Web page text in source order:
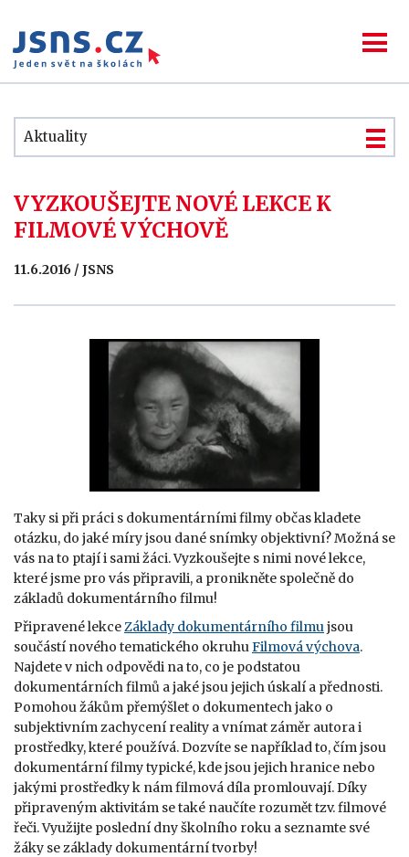
Aktuality
VYZKOUŠEJTE NOVÉ LEKCE K
FILMOVÉ VÝCHOVĚ
11.6.2016 / JSNS
Taky si při práci s dokumentárními filmy občas kladete
otázku, do jaké míry jsou dané snímky objektivní? Možná se
vás na to ptají i sami žáci. Vyzkoušejte s nimi nové lekce,
které jsme pro vás připravili, a pronikněte společně do
základů dokumentárního filmu!
Připravené lekceZáklady dokumentárního filmujsou
součástí nového tematického okruhuFilmová výchova.
Najdete v nich odpovědi na to, co je podstatou
dokumentárních filmů a jaké jsou jejich úskalí a přednosti.
Pomohou žákům přemýšlet o dokumentech jako o
subjektivním zachycení reality a vnímat záměr autora i
prostředky, které používá. Dozvíte se například to, čím jsou
dokumentární filmy typické, kde jsou jejich hranice nebo
jakými prostředky k nám filmová díla promlouvají. Díky
připraveným aktivitám se také naučíte rozumět tzv. filmové
řeči. Využijte poslední dny školního roku a seznamte své
žáky se základy dokumentární tvorby!